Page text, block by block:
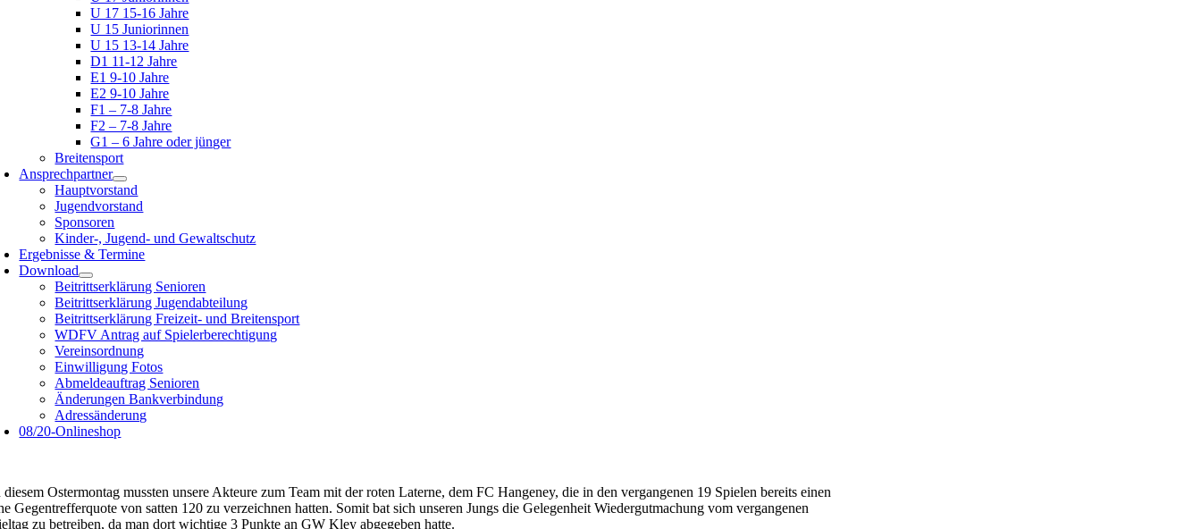
U 17 15-16 Jahre
U 15 Juniorinnen
U 15 13-14 Jahre
D1 11-12 Jahre
E1 9-10 Jahre
E2 9-10 Jahre
F1 – 7-8 Jahre
F2 – 7-8 Jahre
G1 – 6 Jahre oder jünger
Breitensport
Ansprechpartner
Hauptvorstand
Jugendvorstand
Sponsoren
Kinder-, Jugend- und Gewaltschutz
Ergebnisse & Termine
Download
Beitrittserklärung Senioren
Beitrittserklärung Jugendabteilung
Beitrittserklärung Freizeit- und Breitensport
WDFV Antrag auf Spielerberechtigung
Vereinsordnung
Einwilligung Fotos
Abmeldeauftrag Senioren
Änderungen Bankverbindung
Adressänderung
08/20-Onlineshop
Ostermontag mussten unsere Akteure zum Team mit der roten Laterne, dem FC Hangeney, die in den vergangenen 19 Spielen bereits einen
Gegentrefferquote von satten 120 zu verzeichnen hatten. Somit bat sich unseren Jungs die Gelegenheit Wiedergutmachung vom vergangenen
zu betreiben, da man dort wichtige 3 Punkte an GW Kley abgegeben hatte.